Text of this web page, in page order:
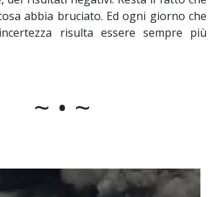
abbia bruciato. Ed ogni giorno che
risulta essere sempre più
~ • ~